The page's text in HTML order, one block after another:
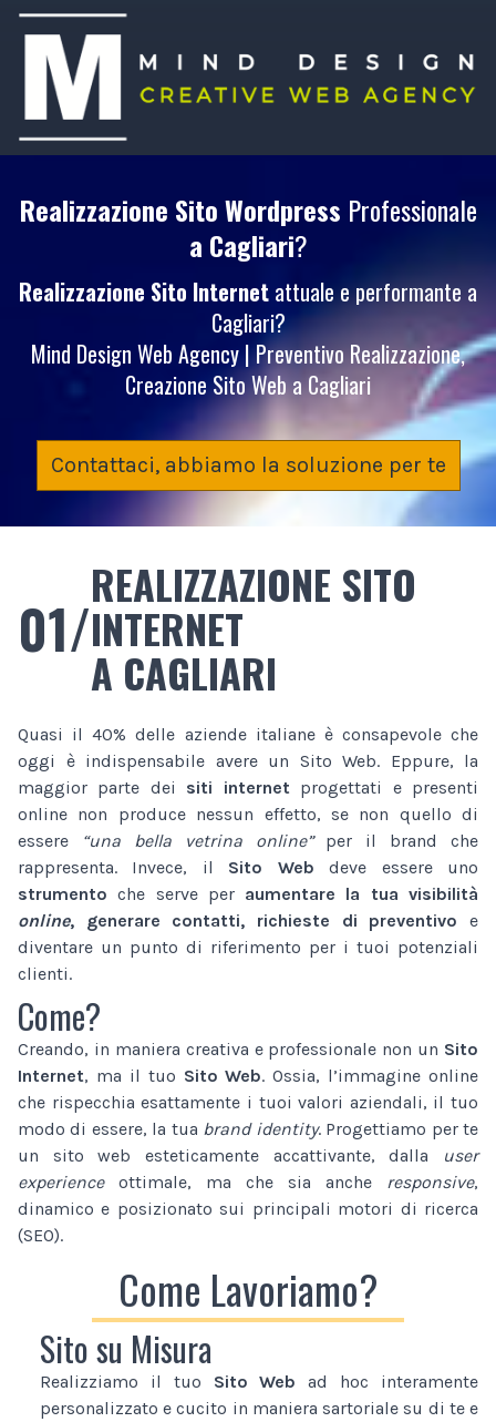
Realizzazione Sito Wordpress Professionale
a Cagliari?
Realizzazione Sito Internet attuale e performante a
Cagliari?
Mind Design Web Agency | Preventivo Realizzazione,
Creazione Sito Web a Cagliari
Contattaci, abbiamo la soluzione per te
01/
REALIZZAZIONE SITO
INTERNET
A CAGLIARI
Quasi il 40% delle aziende italiane è consapevole che
oggi è indispensabile avere un Sito Web. Eppure, la
maggior parte dei siti internet progettati e presenti
online non produce nessun effetto, se non quello di
essere
“una bella vetrina online”per il brand che
rappresenta. Invece, il Sito Web deve essere uno
strumento che serve per aumentare la tua visibilità
online, generare contatti, richieste di preventivo e
diventare un punto di riferimento per i tuoi potenziali
clienti.
Come?
Creando, in maniera creativa e professionale non un Sito
Internet, ma il tuo Sito Web. Ossia, l’immagine online
che rispecchia esattamente i tuoi valori aziendali, il tuo
modo di essere, la tua brand identity. Progettiamo per te
un sito web esteticamente accattivante, dalla
user
experienceottimale, ma che sia anche responsive,
dinamico e posizionato sui principali motori di ricerca
(SEO).
Come Lavoriamo?
Sito su Misura
Realizziamo il tuo Sito Web ad hoc interamente
personalizzato e cucito in maniera sartoriale su di te e